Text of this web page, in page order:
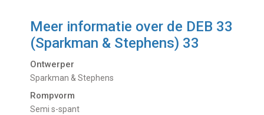
Meer informatie over de DEB 33
(Sparkman & Stephens) 33
Ontwerper
Sparkman & Stephens
Rompvorm
Semi s-spant